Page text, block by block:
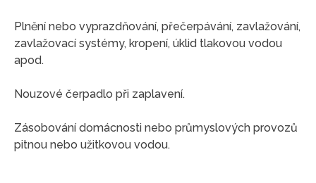
Plnění nebo vyprazdňování, přečerpávání, zavlažování,
zavlažovací systémy, kropení, úklid tlakovou vodou
apod.
Nouzové čerpadlo při zaplavení.
Zásobování domácnosti nebo průmyslových provozů
pitnou nebo užitkovou vodou.